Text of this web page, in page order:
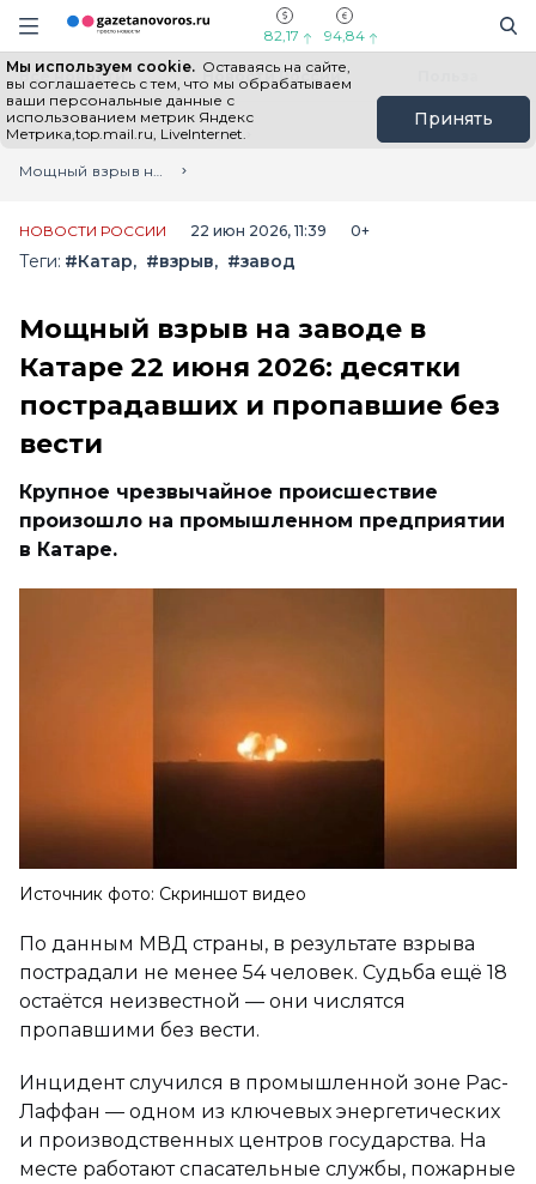
Информационный портал "ГазетаНоворос.ру"
Навигация сайта
82,17 94,84
Мы используем cookie. Оставаясь на сайте,
вы соглашаетесь с тем, что мы обрабатываем
ваши персональные данные с
использованием метрик Яндекс
Метрика,top.mail.ru, LiveInternet.
Принять
Все новости Новости России
Главная
Лента новостей
Мощный взрыв на заводе в Катаре 22 июня 2026: десятки пострадавших и пропавшие без вести
НОВОСТИ РОССИИ 22 июн 2026, 11:39 0+
Теги: #Катар #взрыв #завод
Мощный взрыв на заводе в
Катаре 22 июня 2026: десятки
пострадавших и пропавшие без
вести
Крупное чрезвычайное происшествие
произошло на промышленном предприятии
в Катаре.
Источник фото: Скриншот видео
По данным МВД страны, в результате взрыва
пострадали не менее 54 человек. Судьба ещё 18
остаётся неизвестной — они числятся
пропавшими без вести.
Инцидент случился в промышленной зоне Рас-
Лаффан — одном из ключевых энергетических
и производственных центров государства. На
месте работают спасательные службы, пожарные